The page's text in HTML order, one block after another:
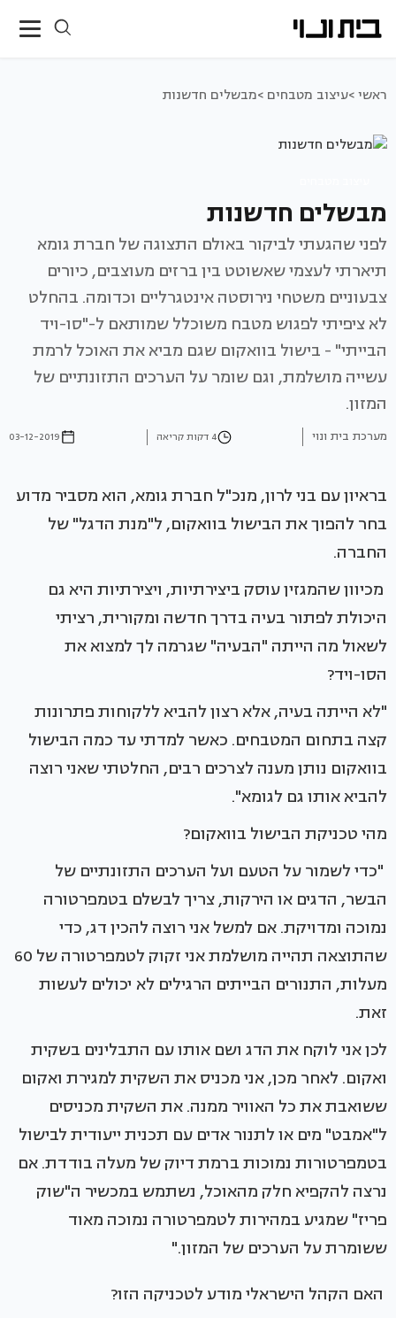
ראשי >עיצוב מטבחים >מבשלים חדשנות
מבשלים חדשנות
לפני שהגעתי לביקור באולם התצוגה של חברת גומא
תיארתי לעצמי שאשוטט בין ברזים מעוצבים, כיורים
צבעוניים משטחי נירוסטה אינטגרליים וכדומה. בהחלט
לא ציפיתי לפגוש מטבח משוכלל שמותאם ל-"סו-ויד
הבייתי" - בישול בוואקום שגם מביא את האוכל לרמת
עשייה מושלמת, וגם שומר על הערכים התזונתיים של
המזון.
מערכת בית ונוי 4 דקות קריאה 03-12-2019
בראיון עם בני לרון, מנכ"ל חברת גומא, הוא מסביר מדוע
בחר להפוך את הבישול בוואקום, ל"מנת הדגל" של
החברה.
מכיוון שהמגזין עוסק ביצירתיות, ויצירתיות היא גם
היכולת לפתור בעיה בדרך חדשה ומקורית, רציתי
לשאול מה הייתה "הבעיה" שגרמה לך למצוא את
הסו-ויד?
"לא הייתה בעיה, אלא רצון להביא ללקוחות פתרונות
קצה בתחום המטבחים. כאשר למדתי עד כמה הבישול
בוואקום נותן מענה לצרכים רבים, החלטתי שאני רוצה
להביא אותו גם לגומא".
מהי טכניקת הבישול בוואקום?
"כדי לשמור על הטעם ועל הערכים התזונתיים של
הבשר, הדגים או הירקות, צריך לבשלם בטמפרטורה
נמוכה ומדויקת. אם למשל אני רוצה להכין דג, כדי
שהתוצאה תהייה מושלמת אני זקוק לטמפרטורה של 60
מעלות, התנורים הבייתים הרגילים לא יכולים לעשות
זאת.
לכן אני לוקח את הדג ושם אותו עם התבלינים בשקית
ואקום. לאחר מכן, אני מכניס את השקית למגירת ואקום
ששואבת את כל האוויר ממנה. את השקית מכניסים
ל"אמבט" מים או לתנור אדים עם תכנית ייעודית לבישול
בטמפרטורות נמוכות ברמת דיוק של מעלה בודדת. אם
נרצה להקפיא חלק מהאוכל, נשתמש במכשיר ה"שוק
פריז" שמגיע במהירות לטמפרטורה נמוכה מאוד
ששומרת על הערכים של המזון."
האם הקהל הישראלי מודע לטכניקה הזו?